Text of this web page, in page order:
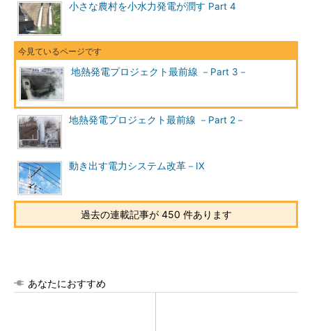
小さな農村を小水力発電が潤す Part 4
地熱発電プロジェクト最前線 －Part 3－
地熱発電プロジェクト最前線 －Part 2－
動き出す電力システム改革－IX
過去の連載記事が 450 件あります
あなたにおすすめ